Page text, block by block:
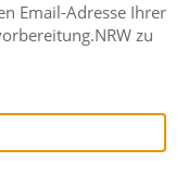
Email-Adresse Ihrer
zu